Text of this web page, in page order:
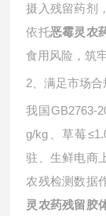
摄入残留药剂
依托恶霉灵农
食用风险，筑
2、满足市场
我国 GB2763-
g/kg、草莓
驻、生鲜电商
农残检测数据
灵农药残留胶